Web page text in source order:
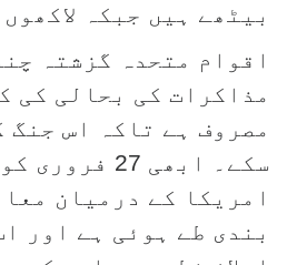
بیٹھے ہیں جبکہ
اقوام متحدہ گزشتہ
مذاکرات کی بحالی کی
مصروف ہے تاکہ اس جنگ
سکے۔ ابھی 27
امریکا کے درمیان
بندی طے ہوئی ہے اور